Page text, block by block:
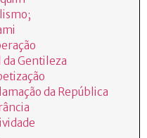
da Gentileza
da República